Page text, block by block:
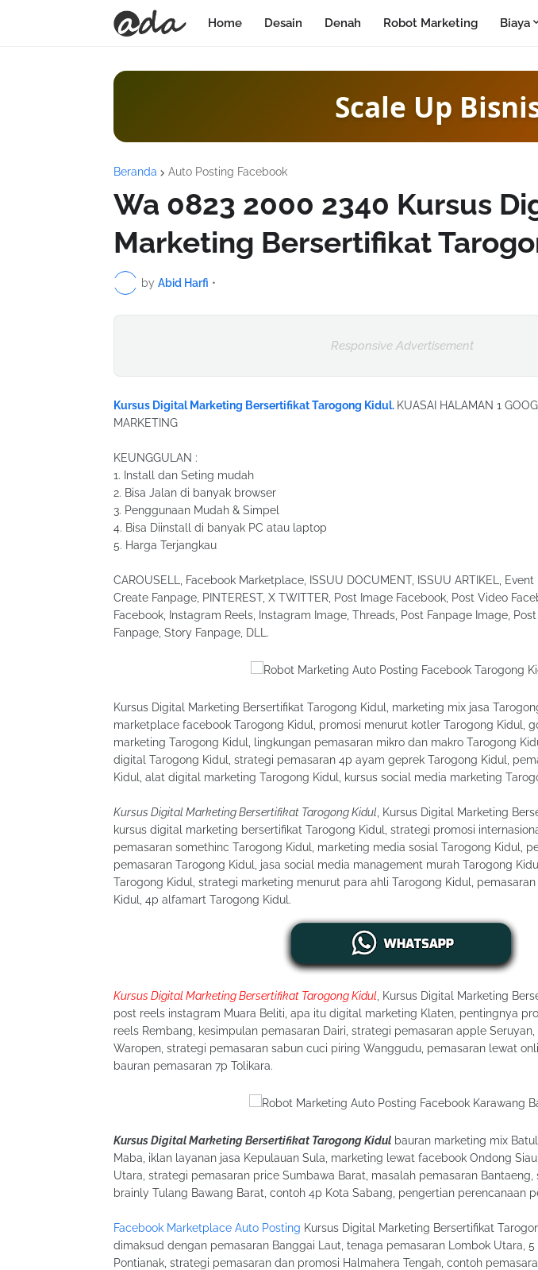
Home Desain Denah Robot Marketing Biaya
Scale Up
Beranda Auto Posting Facebook
Wa 0823 2000 2340 Kursus
Marketing Bersertifikat
by Abid Harfi •
Responsive Advertisement
Kursus Digital Marketing Bersertifikat Tarogong Kidul. KUASAI HALAMAN 1
MARKETING
KEUNGGULAN :
1. Install dan Seting mudah
2. Bisa Jalan di banyak browser
3. Penggunaan Mudah & Simpel
4. Bisa Diinstall di banyak PC atau laptop
5. Harga Terjangkau
CAROUSELL, Facebook Marketplace, ISSUU DOCUMENT, ISSUU ARTIKEL,
Create Fanpage, PINTEREST, X TWITTER, Post Image Facebook, Post Video
Facebook, Instagram Reels, Instagram Image, Threads, Post Fanpage Image,
Fanpage, Story Fanpage, DLL.
Kursus Digital Marketing Bersertifikat Tarogong Kidul, marketing mix jasa
marketplace facebook Tarogong Kidul, promosi menurut kotler Tarogong Kidul,
marketing Tarogong Kidul, lingkungan pemasaran mikro dan makro Tarogong
digital Tarogong Kidul, strategi pemasaran 4p ayam geprek Tarogong Kidul,
Kidul, alat digital marketing Tarogong Kidul, kursus social media marketing
Kursus Digital Marketing Bersertifikat Tarogong Kidul , Kursus Digital Marketing
kursus digital marketing bersertifikat Tarogong Kidul, strategi promosi
pemasaran somethinc Tarogong Kidul, marketing media sosial Tarogong Kidul,
pemasaran Tarogong Kidul, jasa social media management murah Tarogong
Tarogong Kidul, strategi marketing menurut para ahli Tarogong Kidul,
Kidul, 4p alfamart Tarogong Kidul.
Kursus Digital Marketing Bersertifikat Tarogong Kidul , Kursus Digital Marketing
post reels instagram Muara Beliti, apa itu digital marketing Klaten, pentingnya
reels Rembang, kesimpulan pemasaran Dairi, strategi pemasaran apple
Waropen, strategi pemasaran sabun cuci piring Wanggudu, pemasaran lewat
bauran pemasaran 7p Tolikara.
Kursus Digital Marketing Bersertifikat Tarogong Kidul bauran marketing mix
Maba, iklan layanan jasa Kepulauan Sula, marketing lewat facebook Ondong
Utara, strategi pemasaran price Sumbawa Barat, masalah pemasaran
brainly Tulang Bawang Barat, contoh 4p Kota Sabang, pengertian perencanaan
Facebook Marketplace Auto Posting Kursus Digital Marketing Bersertifikat
dimaksud dengan pemasaran Banggai Laut, tenaga pemasaran Lombok Utara,
Pontianak, strategi pemasaran dan promosi Halmahera Tengah, contoh